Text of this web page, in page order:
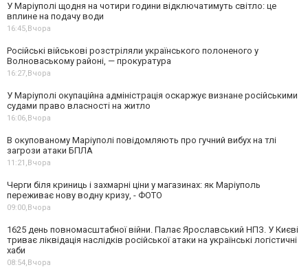
У Маріуполі щодня на чотири години відключатимуть світло: це
вплине на подачу води
16:45, Вчора
Російські військові розстріляли українського полоненого у
Волноваському районі, — прокуратура
16:27, Вчора
У Маріуполі окупаційна адміністрація оскаржує визнане російськими
судами право власності на житло
16:06, Вчора
В окупованому Маріуполі повідомляють про гучний вибух на тлі
загрози атаки БПЛА
11:21, Вчора
Черги біля криниць і захмарні ціни у магазинах: як Маріуполь
переживає нову водну кризу, - ФОТО
09:00, Вчора
1625 день повномасштабної війни. Палає Ярославський НПЗ. У Києві
триває ліквідація наслідків російської атаки на українські логістичні
хаби
08:54, Вчора